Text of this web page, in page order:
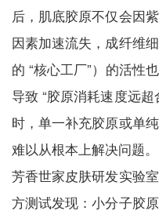
后，肌底胶原不仅会因
因素加速流失，成纤维
的 “核心工厂”）的活性
导致 “胶原消耗速度远超
时，单一补充胶原或单
难以从根本上解决问题。
芳香世家皮肤研发实验
方测试发现：小分子胶